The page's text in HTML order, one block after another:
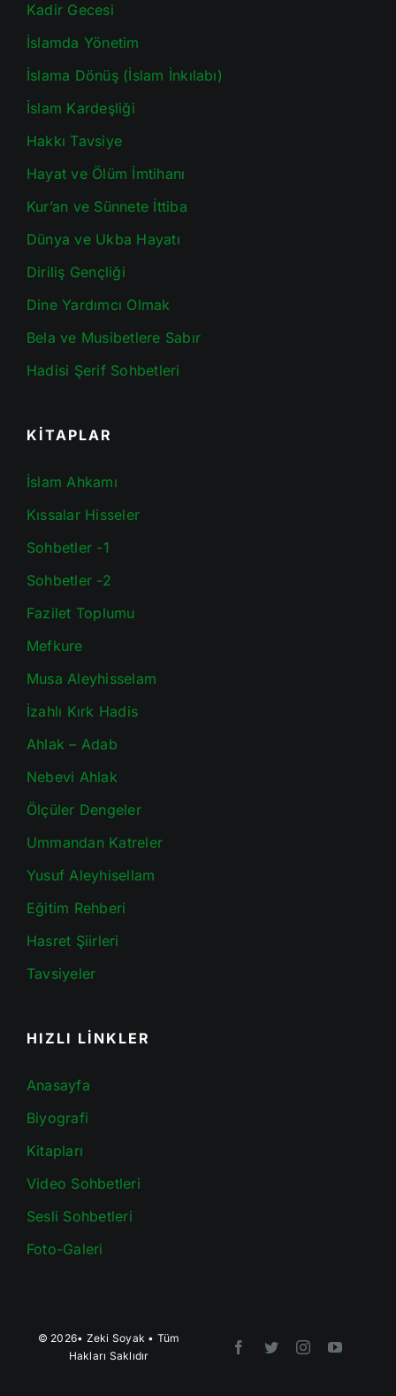
Kadir Gecesi
İslamda Yönetim
İslama Dönüş (İslam İnkılabı)
İslam Kardeşliği
Hakkı Tavsiye
Hayat ve Ölüm İmtihanı
Kur’an ve Sünnete İttiba
Dünya ve Ukba Hayatı
Diriliş Gençliği
Dine Yardımcı Olmak
Bela ve Musibetlere Sabır
Hadisi Şerif Sohbetleri
KİTAPLAR
İslam Ahkamı
Kıssalar Hisseler
Sohbetler -1
Sohbetler -2
Fazilet Toplumu
Mefkure
Musa Aleyhisselam
İzahlı Kırk Hadis
Ahlak – Adab
Nebevi Ahlak
Ölçüler Dengeler
Ummandan Katreler
Yusuf Aleyhisellam
Eğitim Rehberi
Hasret Şiirleri
Tavsiyeler
HIZLI LİNKLER
Anasayfa
Biyografi
Kitapları
Video Sohbetleri
Sesli Sohbetleri
Foto-Galeri
© 2026• Zeki Soyak • Tüm
Hakları Saklıdır